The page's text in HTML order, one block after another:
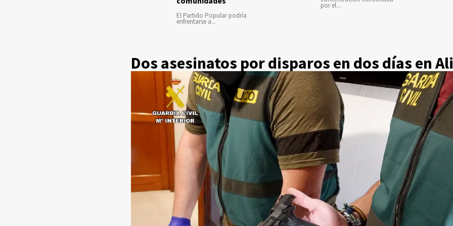
El Partido Popular podría
enfrentarse a...
por el...
Dos asesinatos por disparos en dos días en